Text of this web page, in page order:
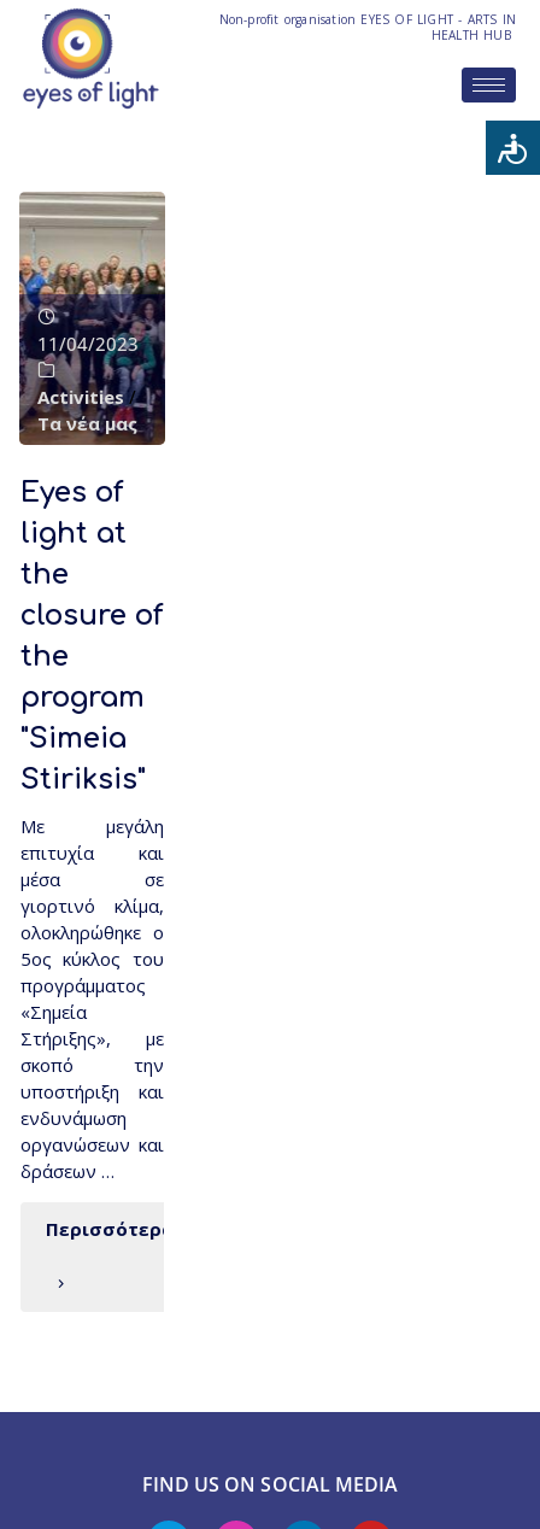
Non-profit organisation EYES OF LIGHT - ARTS IN
HEALTH HUB
11/04/2023
Activities /
Τα νέα μας
Eyes of
light at
the
closure of
the
program
"Simeia
Stiriksis"
Με μεγάλη
επιτυχία και
μέσα σε
γιορτινό κλίμα,
ολοκληρώθηκε ο
5ος κύκλος του
προγράμματος
«Σημεία
Στήριξης», με
σκοπό την
υποστήριξη και
ενδυνάμωση
οργανώσεων και
δράσεων …
Περισσότερα
FIND US ON SOCIAL MEDIA